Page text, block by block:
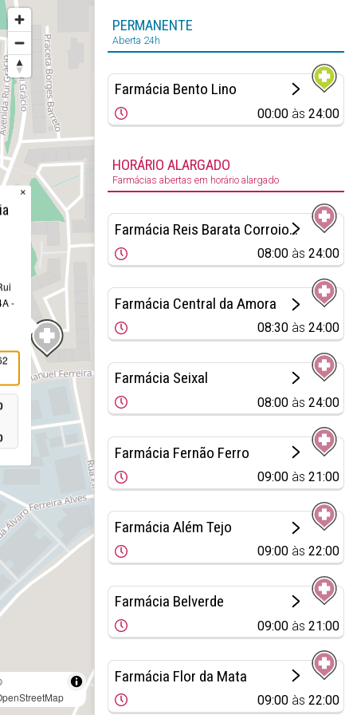
-
×
PERMANENTE
Aberta 24h
Farmácia Bento Lino
00:00 às24:00
HORÁRIO ALARGADO
Farmácias abertas em horário alargado
Farmácia Reis Barata Corroios - Parque Luso
08:00 às24:00
Farmácia Central da Amora
08:30 às24:00
Farmácia Seixal
08:00 às24:00
Farmácia Fernão Ferro
09:00 às21:00
Farmácia Além Tejo
09:00 às22:00
Farmácia Belverde
09:00 às21:00
Farmácia Flor da Mata
09:00 às22:00